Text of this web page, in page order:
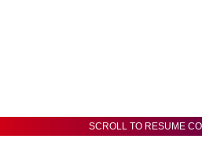
SCROLL TO RESUME